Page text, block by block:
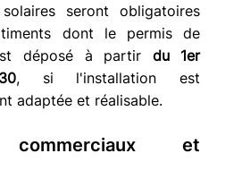
seront obligatoires
dont le permis de
déposé à partir du 1er
, si l'installation est
adaptée et réalisable.
commerciaux et